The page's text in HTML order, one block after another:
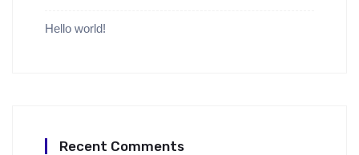
Hello world!
Recent Comments